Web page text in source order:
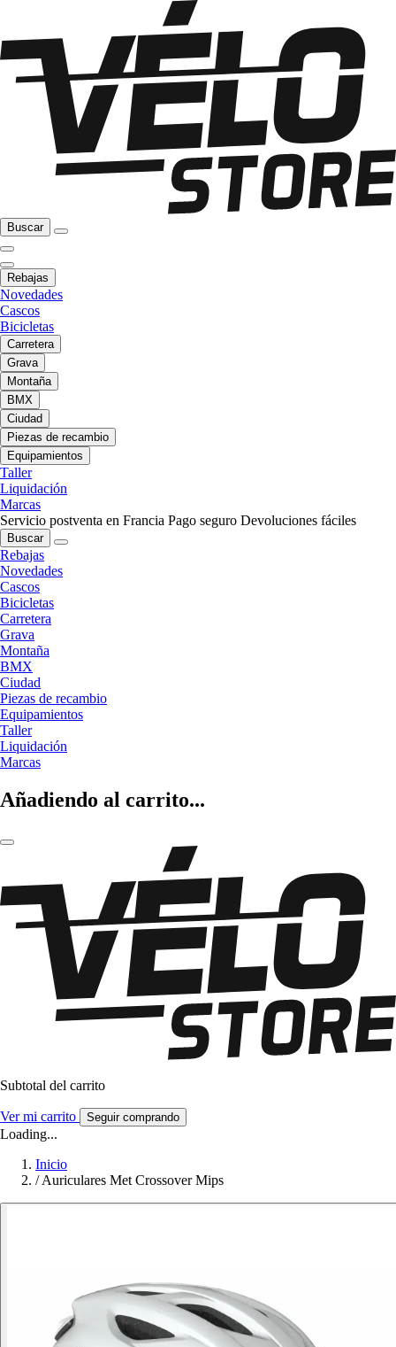
Buscar
Rebajas
Novedades
Cascos
Bicicletas
Carretera
Grava
Montaña
BMX
Ciudad
Piezas de recambio
Equipamientos
Taller
Liquidación
Marcas
Servicio postventa en Francia Pago seguro Devoluciones fáciles
Buscar
Rebajas
Novedades
Cascos
Bicicletas
Carretera
Grava
Montaña
BMX
Ciudad
Piezas de recambio
Equipamientos
Taller
Liquidación
Marcas
Añadiendo al carrito...
Subtotal del carrito
Ver mi carrito Seguir comprando
Loading...
Inicio
/Auriculares Met Crossover Mips